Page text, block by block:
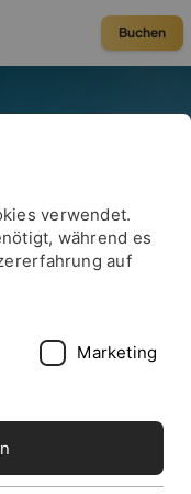
Buchen
verwendet.
während es
auf
Marketing